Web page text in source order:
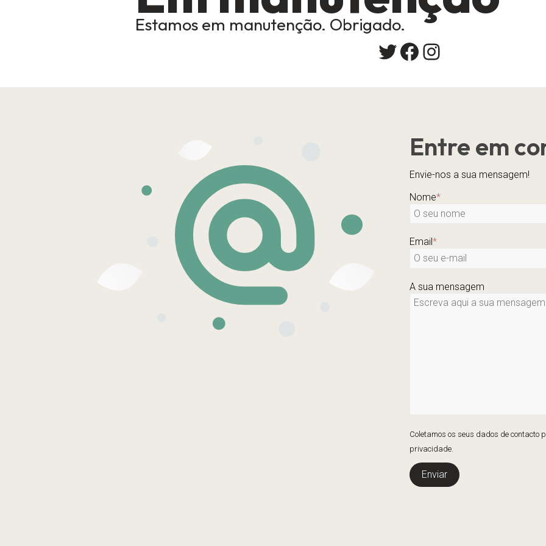
Estamos em manutenção. Obrigado.
Twitter
Facebook
Instagram
Entre em
Envie-nos a sua mensagem!
Nome*
Email*
A sua mensagem
Coletamos os seus dados de contacto
privacidade.
Enviar